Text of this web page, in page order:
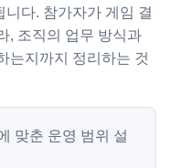
다. 참가자가 게임 결
, 조직의 업무 방식과
는지까지 정리하는 것
맞춘 운영 범위 설